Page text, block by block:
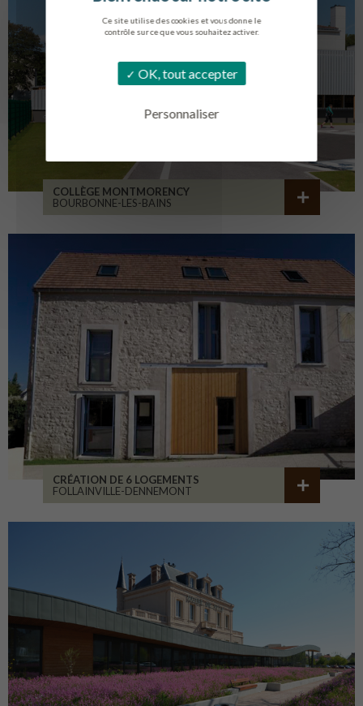
Ce site utilise des cookies et vous donne le
contrôle sur ce que vous souhaitez activer.
OK, tout accepter
Personnaliser
COLLÈGE MONTMORENCY
BOURBONNE-LES-BAINS
CRÉATION DE 6 LOGEMENTS
FOLLAINVILLE-DENNEMONT